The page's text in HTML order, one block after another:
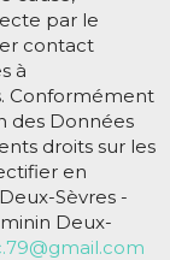
par le
contact
à
Conformément
des Données
droits sur les
en
Sèvres -
Deux-